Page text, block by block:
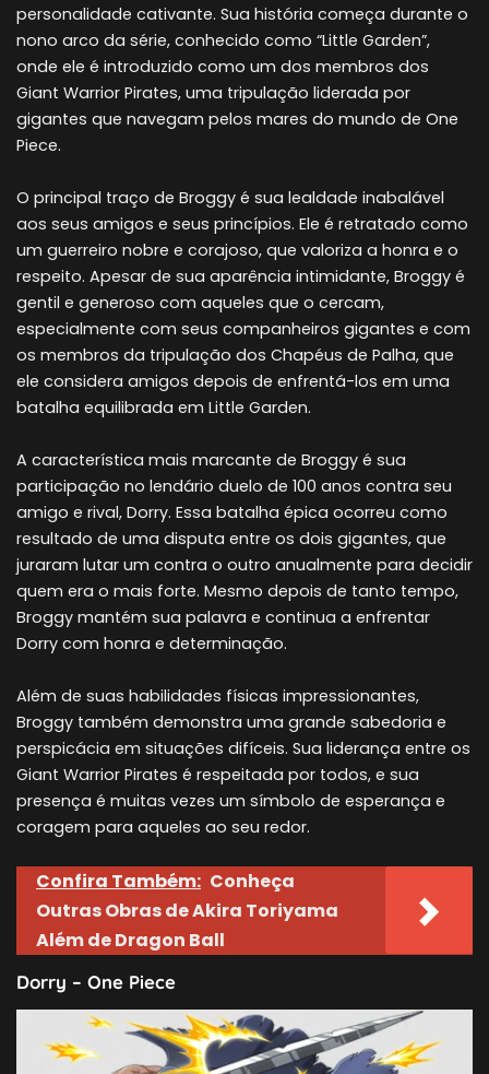
personalidade cativante. Sua história começa durante o
nono arco da série, conhecido como “Little Garden”,
onde ele é introduzido como um dos membros dos
Giant Warrior Pirates, uma tripulação liderada por
gigantes que navegam pelos mares do mundo de One
Piece.
O principal traço de Broggy é sua lealdade inabalável
aos seus amigos e seus princípios. Ele é retratado como
um guerreiro nobre e corajoso, que valoriza a honra e o
respeito. Apesar de sua aparência intimidante, Broggy é
gentil e generoso com aqueles que o cercam,
especialmente com seus companheiros gigantes e com
os membros da tripulação dos Chapéus de Palha, que
ele considera amigos depois de enfrentá-los em uma
batalha equilibrada em Little Garden.
A característica mais marcante de Broggy é sua
participação no lendário duelo de 100 anos contra seu
amigo e rival, Dorry. Essa batalha épica ocorreu como
resultado de uma disputa entre os dois gigantes, que
juraram lutar um contra o outro anualmente para decidir
quem era o mais forte. Mesmo depois de tanto tempo,
Broggy mantém sua palavra e continua a enfrentar
Dorry com honra e determinação.
Além de suas habilidades físicas impressionantes,
Broggy também demonstra uma grande sabedoria e
perspicácia em situações difíceis. Sua liderança entre os
Giant Warrior Pirates é respeitada por todos, e sua
presença é muitas vezes um símbolo de esperança e
coragem para aqueles ao seu redor.
Confira Também: Conheça
Outras Obras de Akira Toriyama
Além de Dragon Ball
Dorry – One Piece